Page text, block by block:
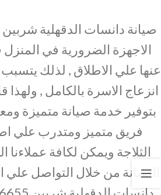
صيانة دانسات الدقهلية شربين
الاجهزة الضرورية في المنزل
عنها علي الاطلاق , لذلك
انزعاج الاسرة بالكامل ,
بتوفير خدمة صيانة متميزة
فريق متميز ومتدرب علي
الثلاجة ويمكن لكافة
الصيانة من خلال التواصل